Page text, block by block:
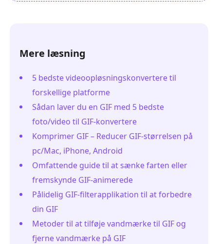
Mere læsning
5 bedste videoopløsningskonvertere til
forskellige platforme
Sådan laver du en GIF med 5 bedste
foto/video til GIF-konvertere
Komprimer GIF – Reducer GIF-størrelsen på
pc/Mac, iPhone, Android
Omfattende guide til at sænke farten eller
fremskynde GIF-animerede
Pålidelig GIF-filterapplikation til at forbedre
din GIF
Metoder til at tilføje vandmærke til GIF og
fjerne vandmærke på GIF